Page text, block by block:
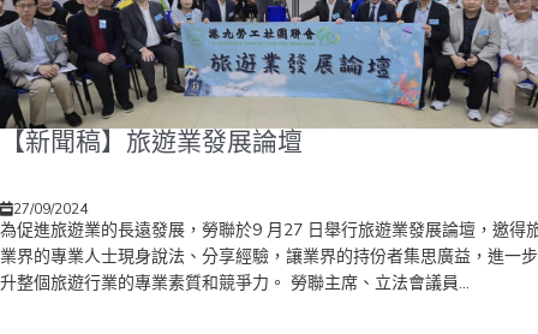
表。 勞聯主席、立法會議員林振昇...
【新聞稿】旅遊業發展論壇
27/09/2024
為促進旅遊業的長遠發展，勞聯於9 月27 日舉行旅遊業發展論壇，邀得
業界的專業人士現身說法、分享經驗，讓業界的持份者集思廣益，進一
升整個旅遊行業的專業素質和競爭力。 勞聯主席、立法會議員...